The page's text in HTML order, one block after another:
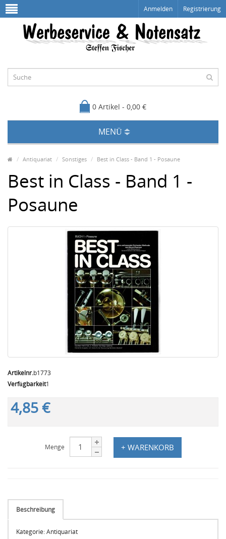
Anmelden Registrierung
0 Artikel - 0,00 €
MENÜ
Antiquariat Sonstiges Best in Class - Band 1 - Posaune
Best in Class - Band 1 -
Posaune
Artikelnr.b1773
Verfügbarkeit1
4,85 €
Menge + WARENKORB
Beschreibung
Kategorie: Antiquariat